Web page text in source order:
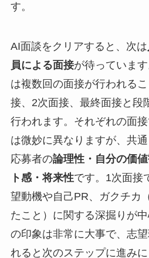
す。
AI面談をクリアすると、次は
員による面接が待っていま
は複数回の面接が行われる
接、2次面接、最終面接と段
行われます。それぞれの面
は微妙に異なりますが、共
応募者の論理性・自分の価
ト感・将来性です。1次面接
望動機や自己PR、ガクチカ
たこと）に関する深掘りが
の印象は非常に大事で、志
れると次のステップに進みに